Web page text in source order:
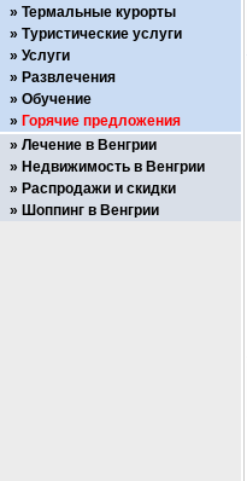
Термальные курорты
Туристические услуги
Услуги
Развлечения
Обучение
Горячие предложения
Лечение в Венгрии
Недвижимость в Венгрии
Распродажи и скидки
Шоппинг в Венгрии